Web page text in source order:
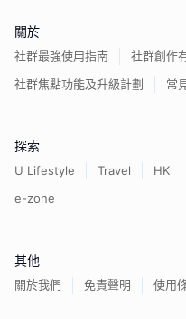
關於
社群最強使用指南
社群創作
社群焦點功能及升級計劃
常
探索
U Lifestyle Travel HK
e-zone
其他
關於我們 免責聲明 使用